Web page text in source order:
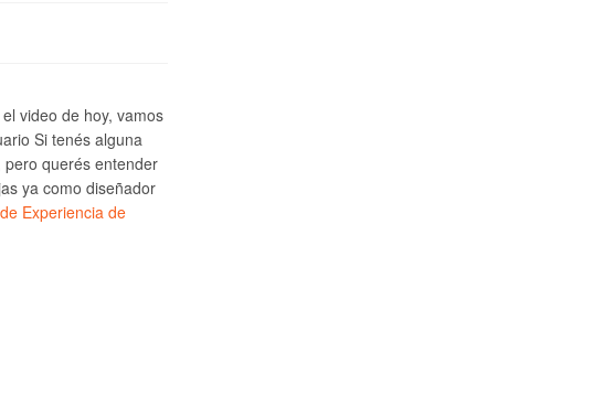
video de hoy, vamos
Si tenés alguna
querés entender
ya como diseñador
Experiencia de